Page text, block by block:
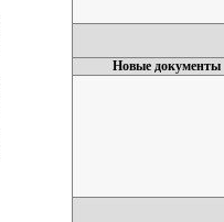
Новые документы